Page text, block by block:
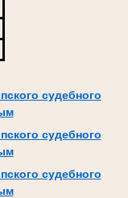
судебного
судебного
судебного